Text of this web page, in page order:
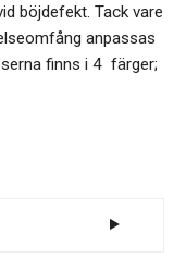
böjdefekt. Tack vare
anpassas
finns i 4 färger;